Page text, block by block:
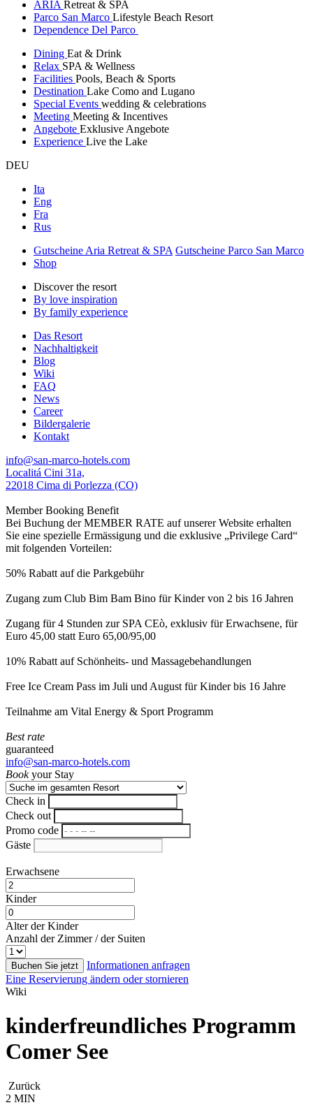
ARIA Retreat & SPA
Parco San Marco Lifestyle Beach Resort
Dependence Del Parco
Dining Eat & Drink
Relax SPA & Wellness
Facilities Pools, Beach & Sports
Destination Lake Como and Lugano
Special Events wedding & celebrations
Meeting Meeting & Incentives
Angebote Exklusive Angebote
Experience Live the Lake
DEU
Ita
Eng
Fra
Rus
Gutscheine Aria Retreat & SPA Gutscheine Parco San Marco
Shop
Discover the resort
By love inspiration
By family experience
Das Resort
Nachhaltigkeit
Blog
Wiki
FAQ
News
Career
Bildergalerie
Kontakt
info@san-marco-hotels.com
Localitá Cini 31a,
22018 Cima di Porlezza (CO)
Member Booking Benefit
Bei Buchung der MEMBER RATE auf unserer Website erhalten
Sie eine spezielle Ermässigung und die exklusive „Privilege Card“
mit folgenden Vorteilen:
50% Rabatt auf die Parkgebühr
Zugang zum Club Bim Bam Bino für Kinder von 2 bis 16 Jahren
Zugang für 4 Stunden zur SPA CEò, exklusiv für Erwachsene, für
Euro 45,00 statt Euro 65,00/95,00
10% Rabatt auf Schönheits- und Massagebehandlungen
Free Ice Cream Pass im Juli und August für Kinder bis 16 Jahre
Teilnahme am Vital Energy & Sport Programm
Best rate
guaranteed
info@san-marco-hotels.com
Bookyour Stay
Check in
Check out
Promo code
Gäste
Erwachsene
Kinder
Alter der Kinder
Anzahl der Zimmer / der Suiten
Buchen Sie jetzt
Informationen anfragen
Eine Reservierung ändern oder stornieren
Wiki
kinderfreundliches Programm
Comer See
Zurück
2 MIN